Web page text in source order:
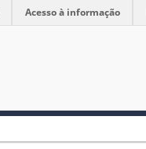
Acesso à informação